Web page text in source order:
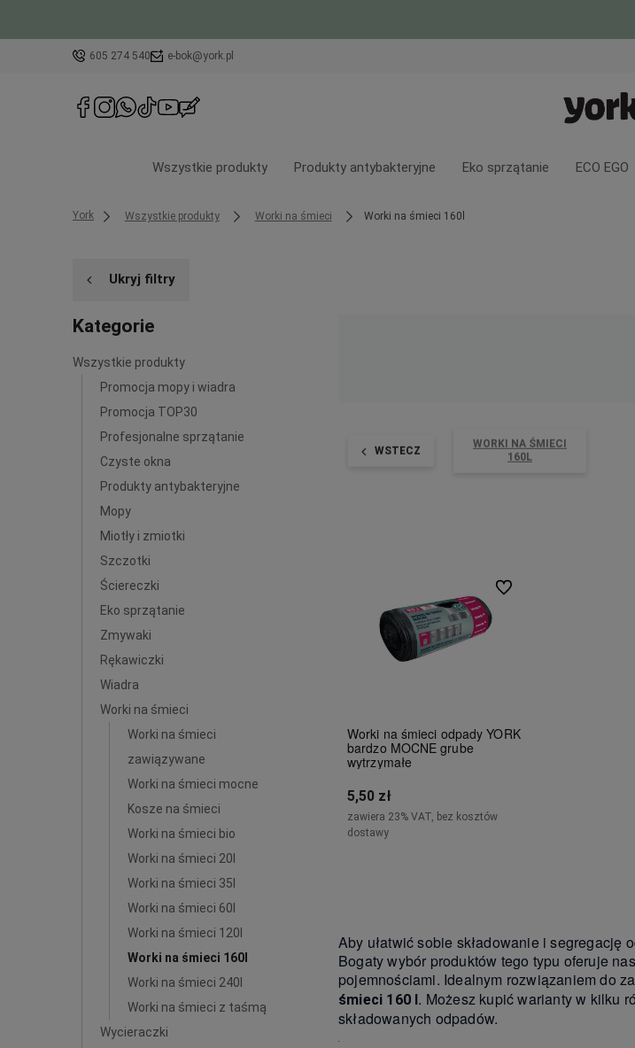
605 274 540 e-bok@york.pl
Wszystkie produkty Produkty antybakteryjne Eko sprzątanie ECO EGO
York Wszystkie produkty Worki na śmieci Worki na śmieci 160l
Ukryj filtry
Kategorie
Wszystkie produkty
Promocja mopy i wiadra
Promocja TOP30
Profesjonalne sprzątanie
Czyste okna
Produkty antybakteryjne
Mopy
Miotły i zmiotki
Szczotki
Ściereczki
Eko sprzątanie
Zmywaki
Rękawiczki
Wiadra
Worki na śmieci
Worki na śmieci
zawiązywane
Worki na śmieci mocne
Kosze na śmieci
Worki na śmieci bio
Worki na śmieci 20l
Worki na śmieci 35l
Worki na śmieci 60l
Worki na śmieci 120l
Worki na śmieci 160l
Worki na śmieci 240l
Worki na śmieci z taśmą
Wycieraczki
WSTECZ
WORKI NA ŚMIECI
160L
Worki na śmieci odpady YORK
bardzo MOCNE grube
wytrzymałe
5,50 zł
zawiera 23% VAT, bez kosztów
dostawy
Do ulubionych
Aby ułatwić sobie składowanie i segregację
Bogaty wybór produktów tego typu oferuje
pojemnościami. Idealnym rozwiązaniem do
śmieci 160 l. Możesz kupić warianty w kilku
składowanych odpadów.